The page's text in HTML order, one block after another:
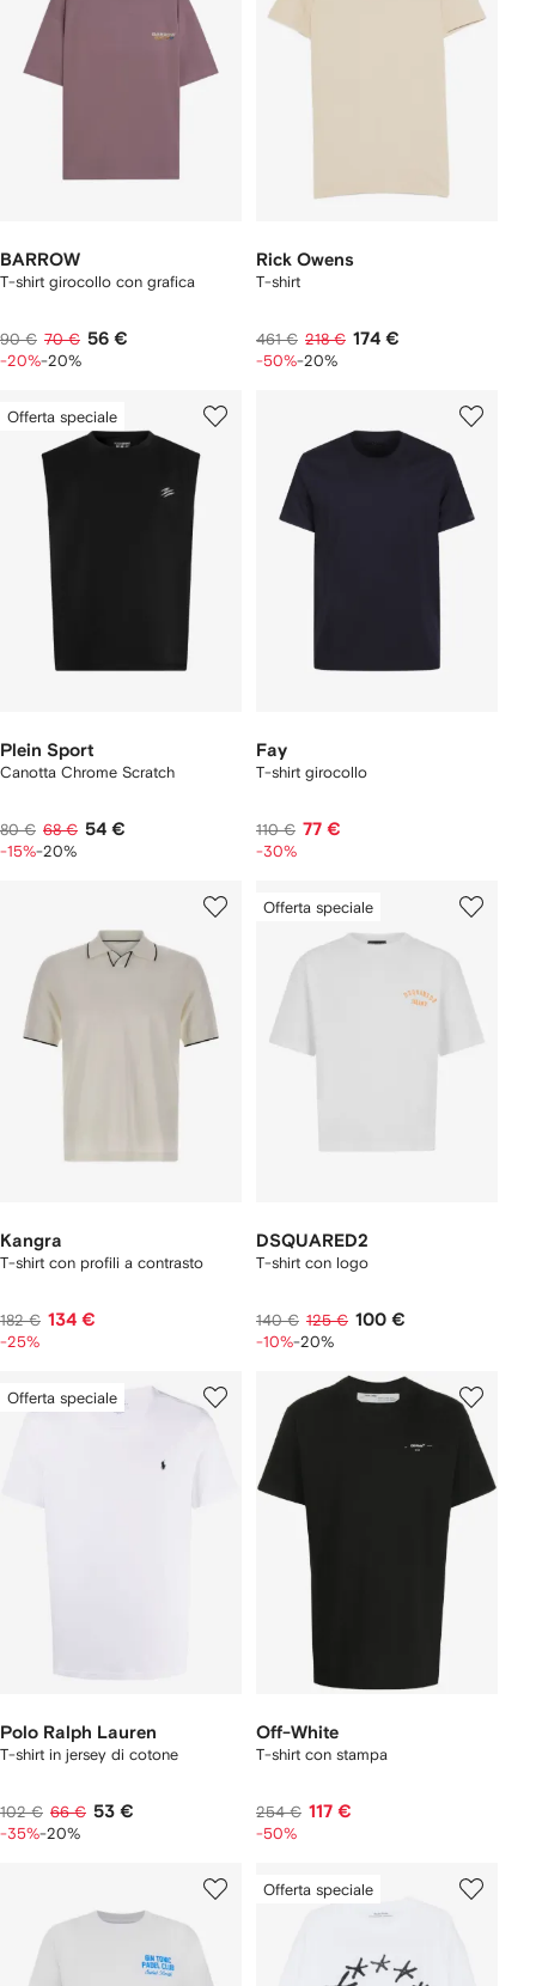
BARROW
T-shirt girocollo con grafica
90 € 70 € 56 €
-20%-20%
Rick Owens
T-shirt
461 € 218 € 174 €
-50%-20%
Offerta speciale
Plein Sport
Canotta Chrome Scratch
80 € 68 € 54 €
-15%-20%
Fay
T-shirt girocollo
110 € 77 €
-30%
Kangra
T-shirt con profili a contrasto
182 € 134 €
-25%
Offerta speciale
DSQUARED2
T-shirt con logo
140 € 125 € 100 €
-10%-20%
Offerta speciale
Polo Ralph Lauren
T-shirt in jersey di cotone
102 € 66 € 53 €
-35%-20%
Off-White
T-shirt con stampa
254 € 117 €
-50%
Offerta speciale